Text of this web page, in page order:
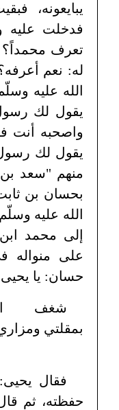
يبايعونه،
فدخلت عليه
تعرف محمداً؟
له: نعم
الله عليه
يقول لك
واصحبه أنت
يقول لك رسول
منهم "سعد بن
بحسان بن
الله عليه
إلى محمد
على منواله
حسان: يا يحيى
شغف
بمقلتي
فقال
حفظته، ثم